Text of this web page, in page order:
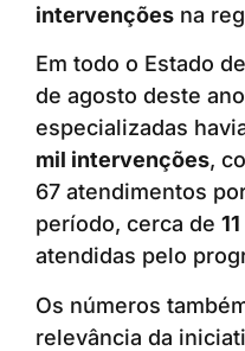
intervenções na
Em todo o Estado
de agosto deste
especializadas
mil intervenções,
67 atendimentos
período, cerca de
atendidas pelo
Os números
relevância da